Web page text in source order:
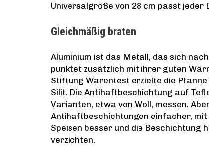
Universalgröße von 28 cm passt jeder
Gleichmäßig braten
Aluminium ist das Metall, das sich
punktet zusätzlich mit ihrer guten
Stiftung Warentest erzielte die Pfanne
Silit. Die Antihaftbeschichtung auf
Varianten, etwa von Woll, messen.
Antihaftbeschichtungen einfacher,
Speisen besser und die Beschichtung
verzichten.